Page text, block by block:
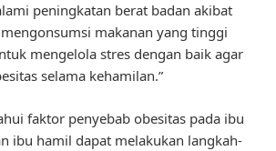
peningkatan berat badan akibat
makanan yang tinggi
mengelola stres dengan baik agar
selama kehamilan.”
faktor penyebab obesitas pada ibu
ibu hamil dapat melakukan langkah-